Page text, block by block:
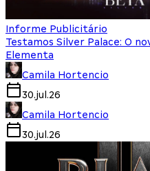
Informe Publicitário
Testamos Silver Palace: O
Elementa
Camila Hortencio
30.jul.26
Camila Hortencio
30.jul.26